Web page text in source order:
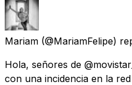
Mariam (@MariamFelipe)
Hola, señores de
con una incidencia en la